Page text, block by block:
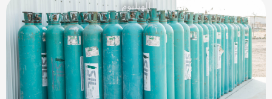
الهيليوم